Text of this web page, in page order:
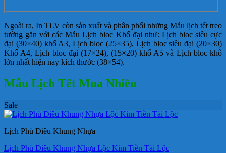
Ngoài ra, In TLV còn sản xuất và phân phối những Mẫu lịch tết treo
tường gắn với các Mẫu Lịch bloc Khổ đại như: Lịch bloc siêu cực
đại (30×40) khổ A3, Lịch bloc (25×35), Lịch bloc siêu đại (20×30)
Khổ A4, Lịch bloc đại (17×24), (15×20) khổ A5 và Lịch bloc khổ
lớn nhất hiện nay kích thước (38×54).
Mẫu Lịch Tết Mua Nhiều
Sale
Lịch Phù Điêu Khung Nhựa
Lịch Phù Điêu Khung Nhựa Lộc Kim Tiền Tài Lộc